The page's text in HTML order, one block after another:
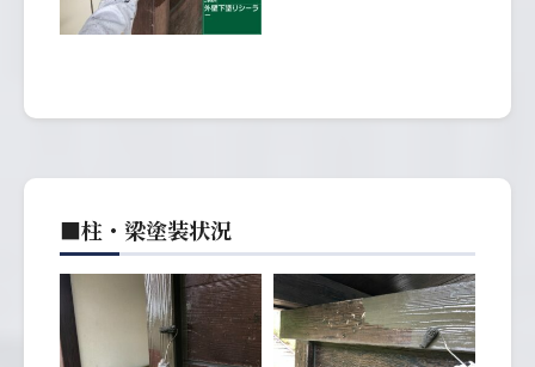
■柱・梁塗装状況